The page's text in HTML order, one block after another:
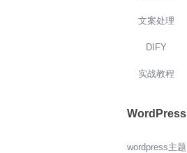
文案处理
DIFY
实战教程
WordPress
wordpress主题